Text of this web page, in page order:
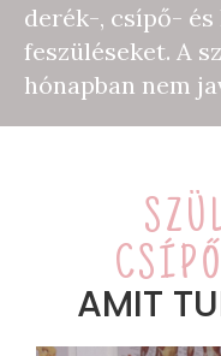
derék-, csípő-
feszüléseket. A
hónapban nem
AMIT